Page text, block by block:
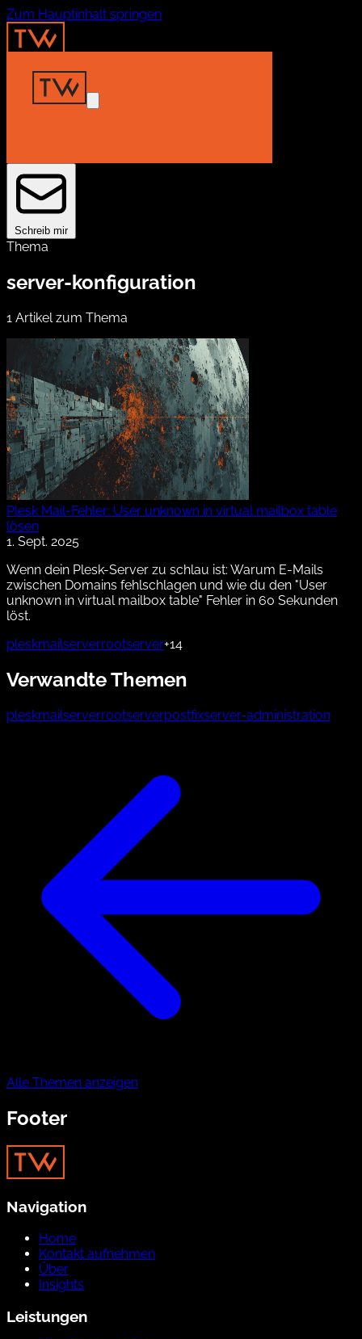
Zum Hauptinhalt springen
Home
Insights
Projekte
Schreib mir
Thema
server-konfiguration
1 Artikel zum Thema
Plesk Mail-Fehler: User unknown in virtual mailbox table
lösen
1. Sept. 2025
Wenn dein Plesk-Server zu schlau ist: Warum E-Mails
zwischen Domains fehlschlagen und wie du den "User
unknown in virtual mailbox table" Fehler in 60 Sekunden
löst.
pleskmailserverrootserver+14
Verwandte Themen
pleskmailserverrootserverpostfixserver-administration
Alle Themen anzeigen
Footer
Navigation
Home
Kontakt aufnehmen
Über
Insights
Leistungen